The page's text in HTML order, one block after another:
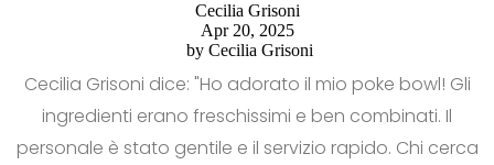
Cecilia Grisoni
Apr 20, 2025
by Cecilia Grisoni
Cecilia Grisoni dice: "Ho adorato il mio poke bowl! Gli
ingredienti erano freschissimi e ben combinati. Il
personale è stato gentile e il servizio rapido. Chi cerca